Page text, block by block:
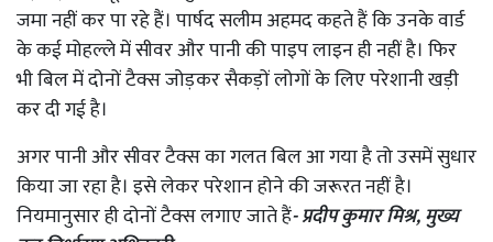
जमा नहीं कर पा रहे हैं। पार्षद सलीम अहमद कहते हैं कि उनके वार्ड
के कई मोहल्ले में सीवर और पानी की पाइप लाइन ही नहीं है। फिर
भी बिल में दोनों टैक्स जोड़कर सैकड़ों लोगों के लिए परेशानी खड़ी
कर दी गई है।
अगर पानी और सीवर टैक्स का गलत बिल आ गया है तो उसमें सुधार
किया जा रहा है। इसे लेकर परेशान होने की जरूरत नहीं है।
नियमानुसार ही दोनों टैक्स लगाए जाते हैं- प्रदीप कुमार मिश्र, मुख्य